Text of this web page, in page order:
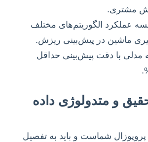
مشتری.
عملکرد الگوریتم‌های مختلف
ماشین در پیش‌بینی ریزش.
مدلی با دقت پیش‌بینی حداقل
و متدولوژی داده
شماست و باید به تفصیل